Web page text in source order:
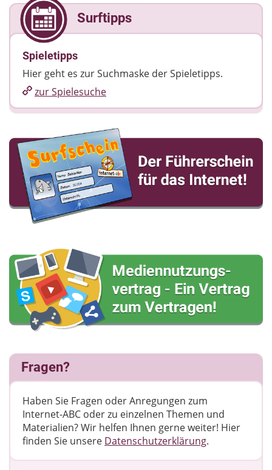
Surftipps
Spieletipps
Hier geht es zur Suchmaske der Spieletipps.
zur Spielesuche
Fragen?
Haben Sie Fragen oder Anregungen zum
Internet-ABC oder zu einzelnen Themen und
Materialien? Wir helfen Ihnen gerne weiter! ​Hier
finden Sie unsere Datenschutzerklärung.